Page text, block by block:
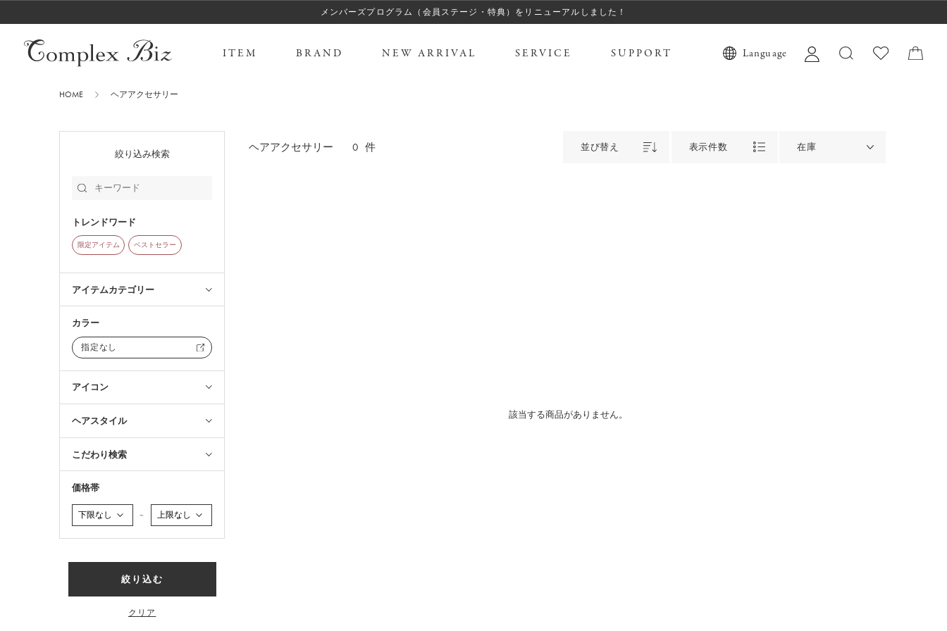
メンバーズプログラム（会員ステージ・特典）をリニューアルしました！
ITEM BRAND NEW ARRIVAL SERVICE SUPPORT Language
HOME ヘアアクセサリー
絞り込み検索
トレンドワード
限定アイテム ベストセラー
アイテムカテゴリー
カラー
指定なし
アイコン
ヘアスタイル
こだわり検索
価格帯
～
絞り込む
クリア
ヘアアクセサリー 0 件 並び替え 表示件数 在庫
該当する商品がありません。